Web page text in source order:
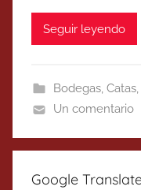
Seguir leyendo
Bodegas, Catas,
Un comentario
Google